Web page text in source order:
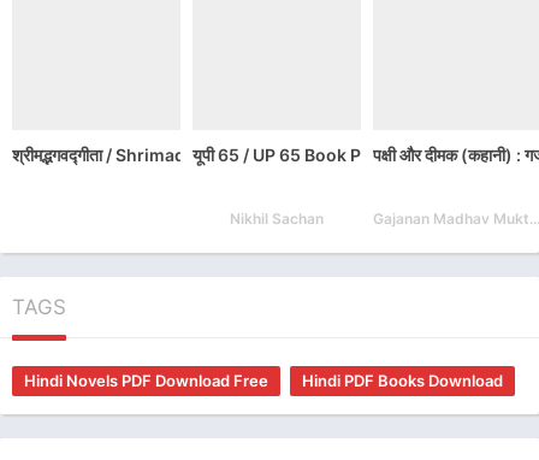
श्रीमद्भगवद्गीता / ShrimadBhagavadGita Hindi Book PDF Download
यूपी 65 / UP 65 Book PDF Download
Nikhil Sachan
पक्षी और दीमक (कहानी)
Gajanan
TAGS
Hindi Novels PDF Download Free Hindi PDF Books Download